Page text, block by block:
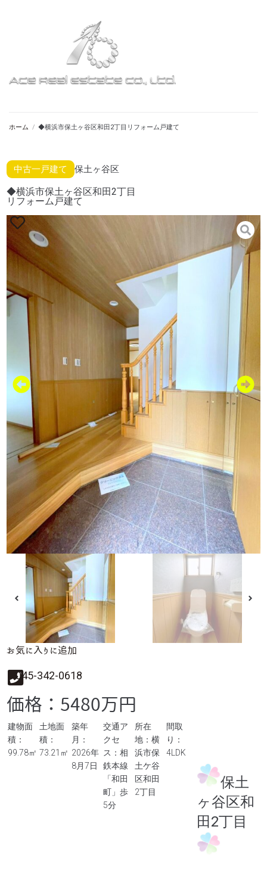
ホーム / ◆横浜市保土ヶ谷区和田2丁目リフォーム戸建て
中古一戸建て 保土ヶ谷区
◆横浜市保土ヶ谷区和田2丁目
リフォーム戸建て
お気に入りに追加
045-342-0618
価格：5480万円
建物面
積：
99.78㎡
土地面
積：
73.21㎡
築年
月：
2026年
8月7日
交通ア
クセ
ス：相
鉄本線
「和田
町」歩
5分
所在
地：横
浜市保
土ケ谷
区和田
2丁目
間取
り：
4LDK
保土
ヶ谷区和
田2丁目